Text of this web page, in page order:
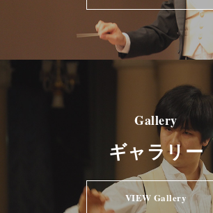
Gallery
ギャラリー
VIEW Gallery